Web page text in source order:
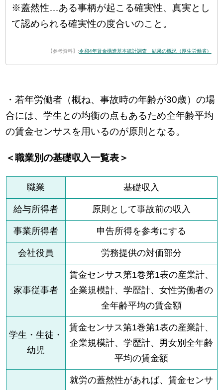
※蓋然性…ある事柄が起こる確実性、真実とし
て認められる確実性の度合いのこと。
【参考資料】:令和4年賃金構造基本統計調査 結果の概況（厚生労働省）
・若年労働者（概ね、事故時の年齢が30歳）の場
合には、学生との均衡の点もあるため全年齢平均
の賃金センサスを用いるのが原則となる。
＜職業別の基礎収入一覧表＞
職業 基礎収入
給与所得者 原則として事故前の収入
事業所得者 申告所得を参考にする
会社役員 労務提供の対価部分
家事従事者
賃金センサス第1巻第1表の産業計、
企業規模計、学歴計、女性労働者の
全年齢平均の賃金額
学生・生徒・
幼児
賃金センサス第1巻第1表の産業計、
企業規模計、学歴計、男女別全年齢
平均の賃金額
就労の蓋然性があれば、賃金センサ